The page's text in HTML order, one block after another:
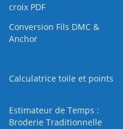
croix PDF
Conversion Fils DMC &
Anchor
Calculatrice toile et points
Estimateur de Temps :
Broderie Traditionnelle